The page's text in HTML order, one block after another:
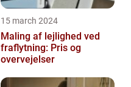
15 march 2024
Maling af lejlighed ved
fraflytning: Pris og
overvejelser